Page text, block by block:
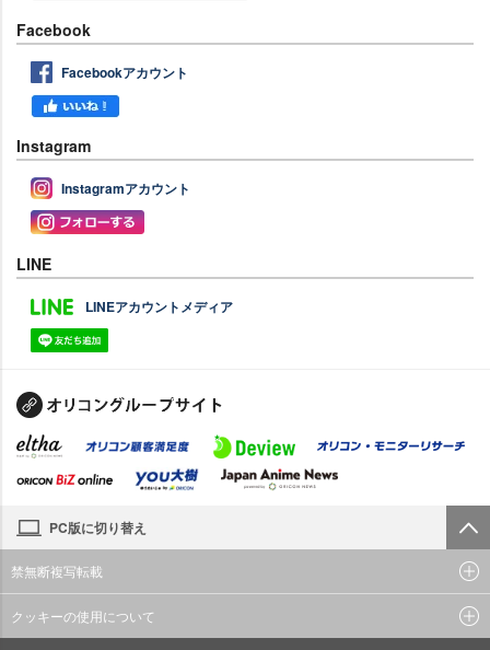
Facebook
Facebookアカウント
Instagram
Instagramアカウント
LINE
LINEアカウントメディア
PC版に切り替え
禁無断複写転載
クッキーの使用について